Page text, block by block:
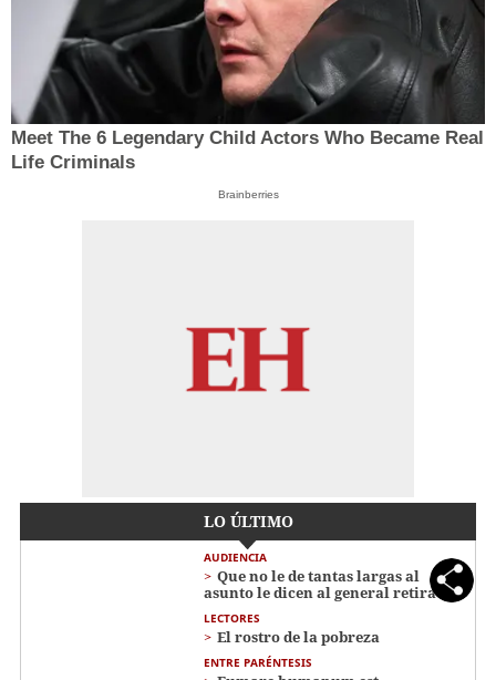
Meet The 6 Legendary Child Actors Who Became Real
Life Criminals
Brainberries
LO ÚLTIMO
AUDIENCIA
Que no le de tantas largas al
asunto le dicen al general retirado
LECTORES
El rostro de la pobreza
ENTRE PARÉNTESIS